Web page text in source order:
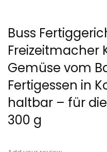
Buss
Freizeitmacher
Gemüse vom
Fertigessen in
haltbar – für die
300 g